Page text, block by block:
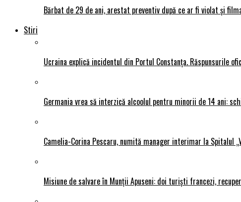
Bărbat de 29 de ani, arestat preventiv după ce ar fi violat și
Stiri
Ucraina explică incidentul din Portul Constanța. Răspunsurile
Germania vrea să interzică alcoolul pentru minorii de 14 ani:
Camelia-Corina Pescaru, numită manager interimar la Spitalul
Misiune de salvare în Munții Apuseni: doi turiști francezi,